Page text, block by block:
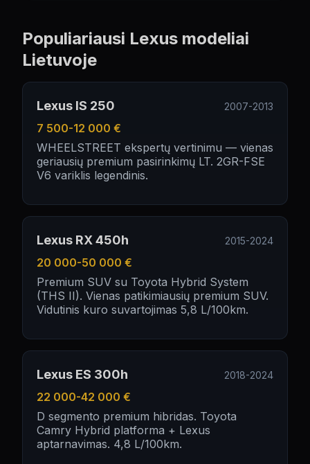
Populiariausi Lexus modeliai
Lietuvoje
Lexus IS 250 2007-2013
7 500-12 000 €
WHEELSTREET ekspertų vertinimu — vienas
geriausių premium pasirinkimų LT. 2GR-FSE
V6 variklis legendinis.
Lexus RX 450h 2015-2024
20 000-50 000 €
Premium SUV su Toyota Hybrid System
(THS II). Vienas patikimiausių premium SUV.
Vidutinis kuro suvartojimas 5,8 L/100km.
Lexus ES 300h 2018-2024
22 000-42 000 €
D segmento premium hibridas. Toyota
Camry Hybrid platforma + Lexus
aptarnavimas. 4,8 L/100km.